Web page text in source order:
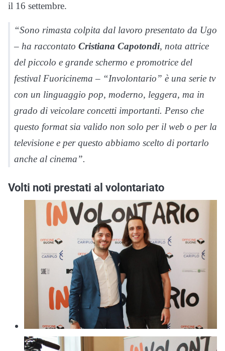
il 16 settembre.
“Sono rimasta colpita dal lavoro presentato da Ugo
– ha raccontato Cristiana Capotondi, nota attrice
del piccolo e grande schermo e promotrice del
festival Fuoricinema – “Involontario” è una serie tv
con un linguaggio pop, moderno, leggera, ma in
grado di veicolare concetti importanti. Penso che
questo format sia valido non solo per il web o per la
televisione e per questo abbiamo scelto di portarlo
anche al cinema”.
Volti noti prestati al volontariato